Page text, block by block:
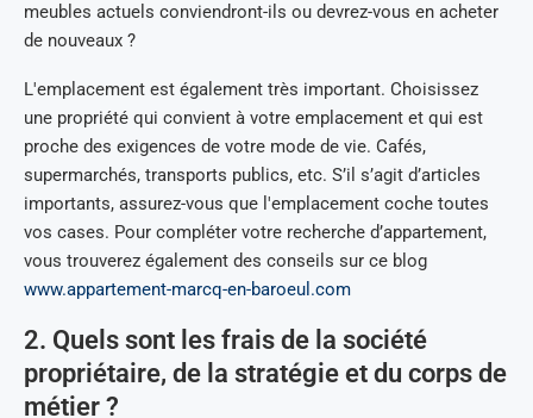
meubles actuels conviendront-ils ou devrez-vous en acheter
de nouveaux ?
L'emplacement est également très important. Choisissez
une propriété qui convient à votre emplacement et qui est
proche des exigences de votre mode de vie. Cafés,
supermarchés, transports publics, etc. S’il s’agit d’articles
importants, assurez-vous que l'emplacement coche toutes
vos cases. Pour compléter votre recherche d’appartement,
vous trouverez également des conseils sur ce blog
www.appartement-marcq-en-baroeul.com
2. Quels sont les frais de la société
propriétaire, de la stratégie et du corps de
métier ?